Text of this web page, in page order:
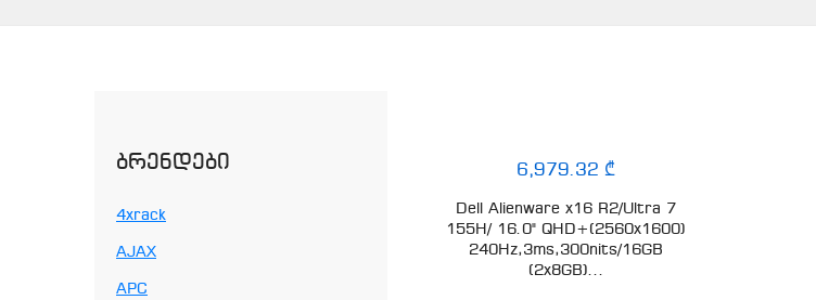
Ბრენდები
4xrack
AJAX
APC
6,979.32 ₾
Dell Alienware x16 R2/Ultra 7
155H/ 16.0" QHD+(2560x1600)
240Hz,3ms,300nits/16GB
(2x8GB)...